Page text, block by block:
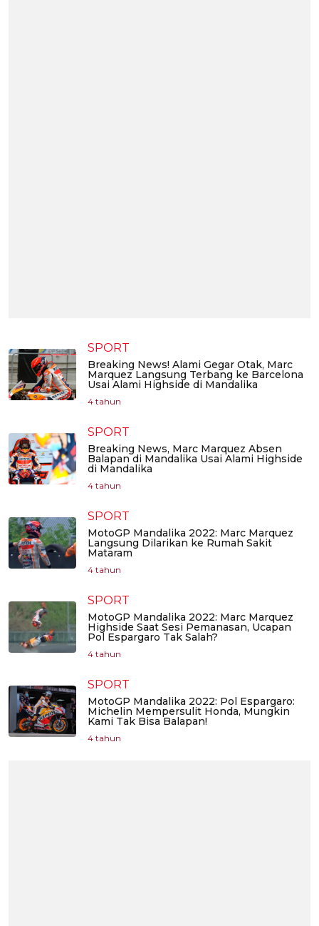
SPORT
Breaking News! Alami Gegar Otak, Marc
Marquez Langsung Terbang ke Barcelona
Usai Alami Highside di Mandalika
4 tahun
SPORT
Breaking News, Marc Marquez Absen
Balapan di Mandalika Usai Alami Highside
di Mandalika
4 tahun
SPORT
MotoGP Mandalika 2022: Marc Marquez
Langsung Dilarikan ke Rumah Sakit
Mataram
4 tahun
SPORT
MotoGP Mandalika 2022: Marc Marquez
Highside Saat Sesi Pemanasan, Ucapan
Pol Espargaro Tak Salah?
4 tahun
SPORT
MotoGP Mandalika 2022: Pol Espargaro:
Michelin Mempersulit Honda, Mungkin
Kami Tak Bisa Balapan!
4 tahun